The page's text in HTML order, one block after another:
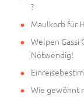
?
Maulkorb für
Welpen Gassi
Notwendig!
Wie gewöhnt